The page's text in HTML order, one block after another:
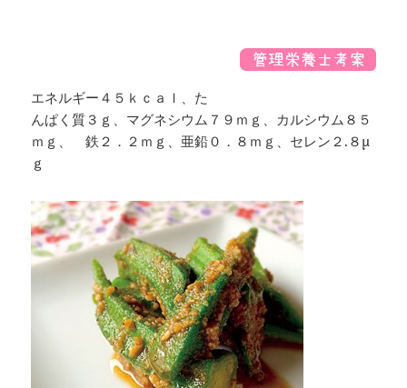
エネルギー４５ｋｃａｌ、た
んぱく質３ｇ、マグネシウム７９ｍｇ、カルシウム８５
ｍｇ、 鉄２．２ｍｇ、亜鉛０．８ｍｇ、セレン２.８μ
ｇ